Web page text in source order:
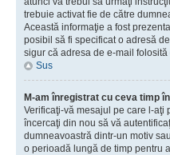
trebuie activat fie de către
Această informaţie a fost
posibil să fi specificat o adresă
sigur că adresa de e-mail
Sus
M-am înregistrat cu ceva timp
Verificaţi-vă mesajul pe care l-aţi
încercaţi din nou să vă
dumneavoastră dintr-un motiv
o perioadă lungă de timp pentru